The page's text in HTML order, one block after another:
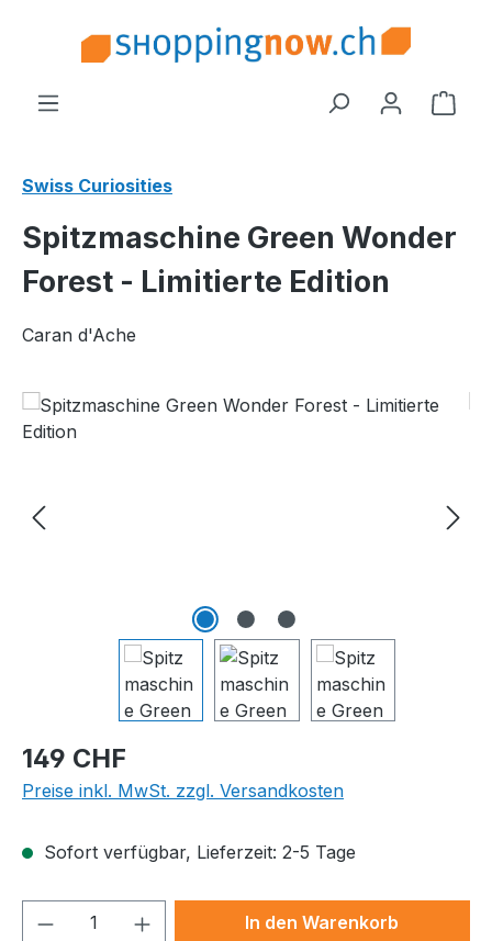
Zum Hauptinhalt springen
Swiss Curiosities
Spitzmaschine Green Wonder
Forest - Limitierte Edition
Caran d'Ache
Bildergalerie überspringen
Regulärer Preis:
149 CHF
Preise inkl. MwSt. zzgl. Versandkosten
Sofort verfügbar, Lieferzeit: 2-5 Tage
Produkt Anzahl: Gib denIn den Warenkorb